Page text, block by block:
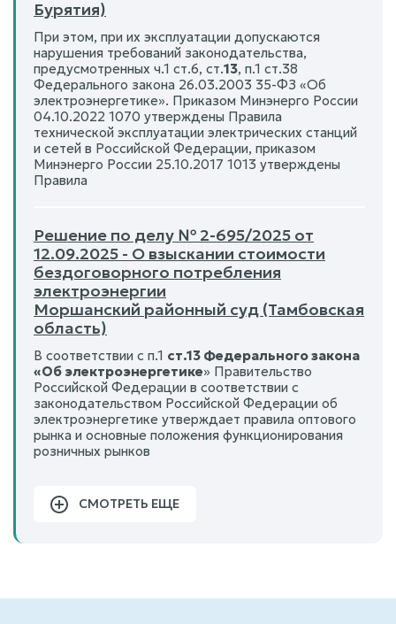
Бурятия)
При этом, при их эксплуатации допускаются
нарушения требований законодательства,
предусмотренных ч.1 ст.6, ст.13, п.1 ст.38
Федерального закона 26.03.2003 35-ФЗ «Об
электроэнергетике». Приказом Минэнерго России
04.10.2022 1070 утверждены Правила
технической эксплуатации электрических станций
и сетей в Российской Федерации, приказом
Минэнерго России 25.10.2017 1013 утверждены
Правила
Решение по делу № 2-695/2025 от
12.09.2025 - О взыскании стоимости
бездоговорного потребления
электроэнергии
Моршанский районный суд (Тамбовская
область)
В соответствии с п.1 ст.13 Федерального закона
«Об электроэнергетике» Правительство
Российской Федерации в соответствии с
законодательством Российской Федерации об
электроэнергетике утверждает правила оптового
рынка и основные положения функционирования
розничных рынков
СМОТРЕТЬ ЕЩЕ